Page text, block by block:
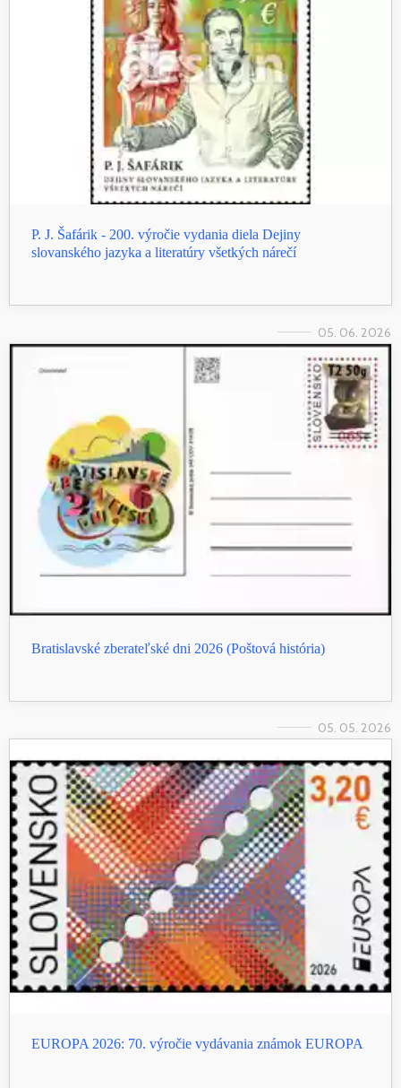
P. J. Šafárik - 200. výročie vydania diela Dejiny
slovanského jazyka a literatúry všetkých nárečí
05. 06. 2026
Bratislavské zberateľské dni 2026 (Poštová história)
05. 05. 2026
EUROPA 2026: 70. výročie vydávania známok EUROPA